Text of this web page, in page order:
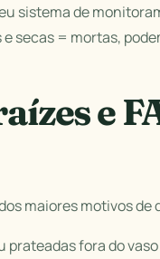
sistema de
secas = mortas,
e
maiores motivos
fora do